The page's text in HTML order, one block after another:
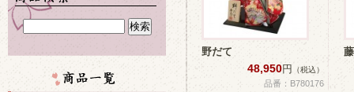
野だて
48,950円 （税込）
品番：B780176